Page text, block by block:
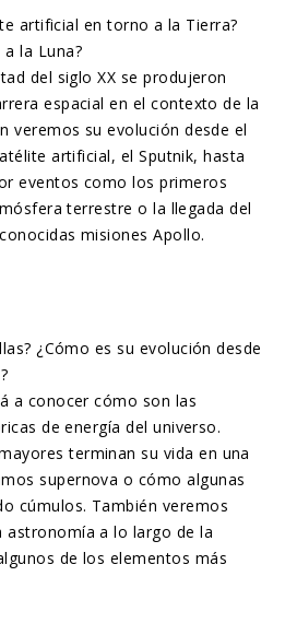
artificial en torno a la Tierra?
la Luna?
del siglo XX se produjeron
espacial en el contexto de la
veremos su evolución desde el
artificial, el Sputnik, hasta
eventos como los primeros
terrestre o la llegada del
misiones Apollo.
¿Cómo es su evolución desde
a conocer cómo son las
de energía del universo.
terminan su vida en una
supernova o cómo algunas
cúmulos. También veremos
astronomía a lo largo de la
de los elementos más